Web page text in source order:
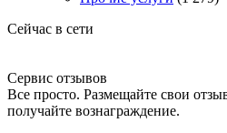
Сейчас в сети
Сервис отзывов
Все просто. Размещайте свои
получайте вознаграждение.